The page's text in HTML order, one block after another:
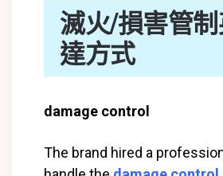
滅火/損害管
達方式
damage control
The brand hired a